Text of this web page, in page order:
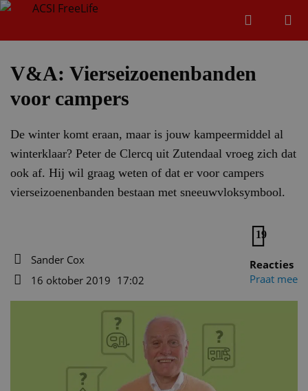
V&A: Vierseizoenenbanden
voor campers
De winter komt eraan, maar is jouw kampeermiddel al
winterklaar? Peter de Clercq uit Zutendaal vroeg zich dat
ook af. Hij wil graag weten of dat er voor campers
vierseizoenenbanden bestaan met sneeuwvloksymbool.
Auteur
Sander Cox
16 oktober 2019 17:02
19
Reacties
Praat mee